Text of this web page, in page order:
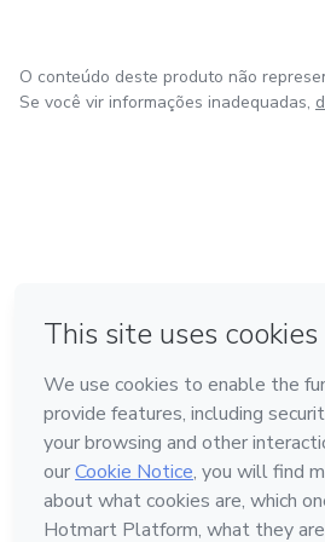
O conteúdo deste produto não
Se você vir informações inadequadas,
Feito com ❤ em Bogotá
Conheça a Hotmart
Idioma